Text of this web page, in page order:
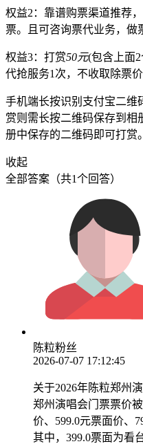
权益2：靠谱购票渠道推荐
票。且可咨询票代业务，做
权益3：打赏50元(包含上面
代抢服务1次，不收取除票价
手机端长按识别支付宝二维
赏则需长按二维码保存到相
册中保存的二维码即可打赏。
收起
全部答案（共1个回答）
陈粒粉丝
2026-07-07 17:12:45
关于2026年陈粒郑州
郑州演唱会门票票价
价、599.0元票面价、
其中，399.0票面为看